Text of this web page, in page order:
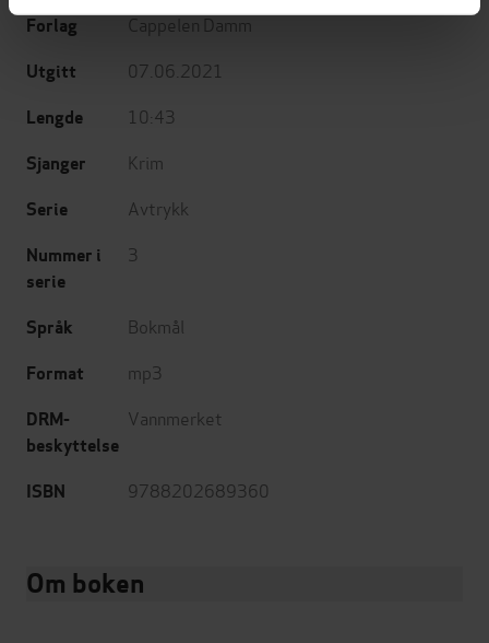
Forlag Cappelen Damm
Utgitt 07.06.2021
Lengde 10:43
Sjanger Krim
Serie Avtrykk
Nummer i
serie
3
Språk Bokmål
Format mp3
DRM-
beskyttelse
Vannmerket
ISBN 9788202689360
Om boken